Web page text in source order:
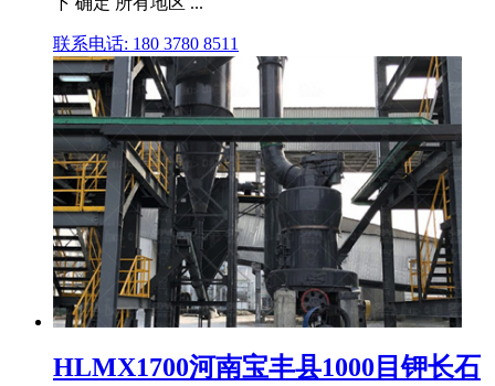
联系电话: 180 3780 8511
HLMX1700河南宝丰县1000目钾长石